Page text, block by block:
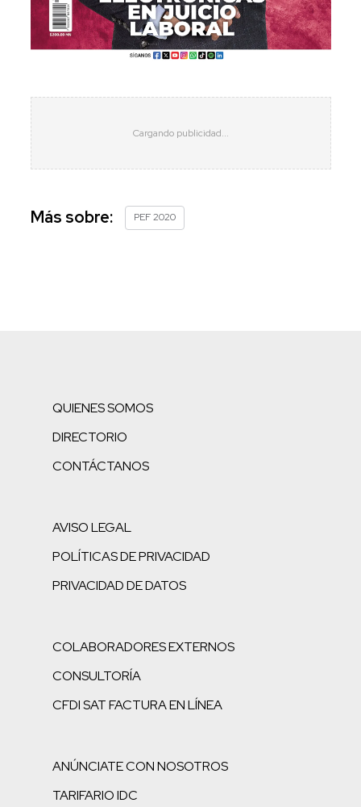
Más sobre: PEF 2020
QUIENES SOMOS
DIRECTORIO
CONTÁCTANOS
AVISO LEGAL
POLÍTICAS DE PRIVACIDAD
PRIVACIDAD DE DATOS
COLABORADORES EXTERNOS
CONSULTORÍA
CFDI SAT FACTURA EN LÍNEA
ANÚNCIATE CON NOSOTROS
TARIFARIO IDC